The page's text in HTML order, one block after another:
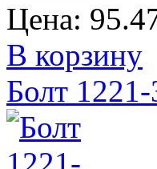
Цена:
В корзину
Болт